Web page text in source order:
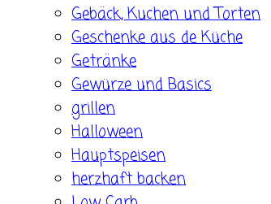
Gebäck, Kuchen und Torten
Geschenke aus de Küche
Getränke
Gewürze und Basics
grillen
Halloween
Hauptspeisen
herzhaft backen